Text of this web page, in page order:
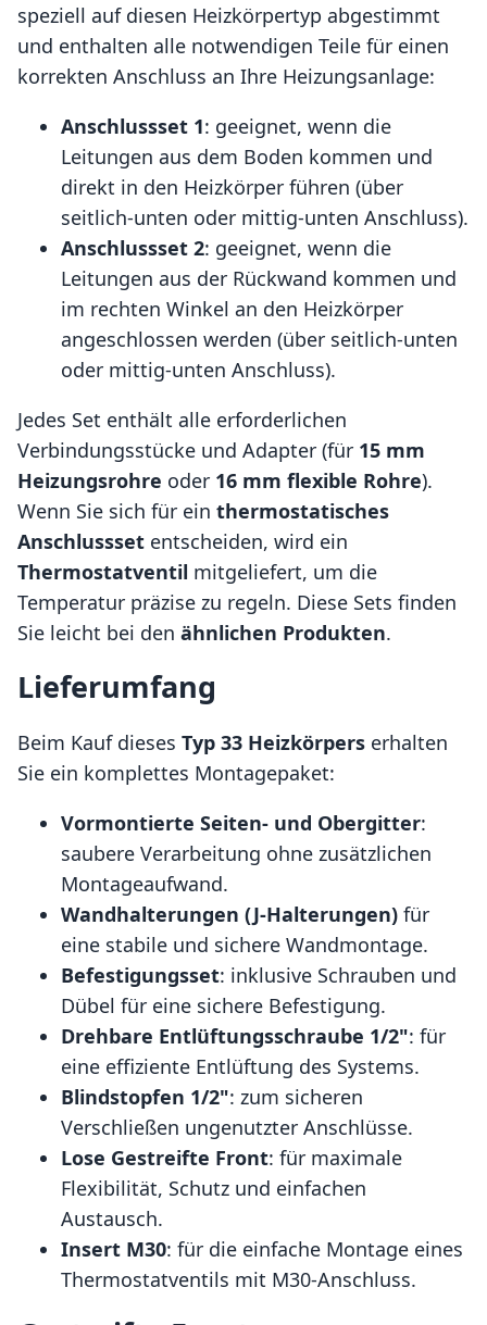
speziell auf diesen Heizkörpertyp abgestimmt
und enthalten alle notwendigen Teile für einen
korrekten Anschluss an Ihre Heizungsanlage:
Anschlussset 1: geeignet, wenn die
Leitungen aus dem Boden kommen und
direkt in den Heizkörper führen (über
seitlich-unten oder mittig-unten Anschluss).
Anschlussset 2: geeignet, wenn die
Leitungen aus der Rückwand kommen und
im rechten Winkel an den Heizkörper
angeschlossen werden (über seitlich-unten
oder mittig-unten Anschluss).
Jedes Set enthält alle erforderlichen
Verbindungsstücke und Adapter (für 15 mm
Heizungsrohre oder 16 mm flexible Rohre).
Wenn Sie sich für ein thermostatisches
Anschlussset entscheiden, wird ein
Thermostatventil mitgeliefert, um die
Temperatur präzise zu regeln. Diese Sets finden
Sie leicht bei den ähnlichen Produkten.
Lieferumfang
Beim Kauf dieses Typ 33 Heizkörpers erhalten
Sie ein komplettes Montagepaket:
Vormontierte Seiten- und Obergitter:
saubere Verarbeitung ohne zusätzlichen
Montageaufwand.
Wandhalterungen (J-Halterungen) für
eine stabile und sichere Wandmontage.
Befestigungsset: inklusive Schrauben und
Dübel für eine sichere Befestigung.
Drehbare Entlüftungsschraube 1/2": für
eine effiziente Entlüftung des Systems.
Blindstopfen 1/2": zum sicheren
Verschließen ungenutzter Anschlüsse.
Lose Gestreifte Front: für maximale
Flexibilität, Schutz und einfachen
Austausch.
Insert M30: für die einfache Montage eines
Thermostatventils mit M30-Anschluss.